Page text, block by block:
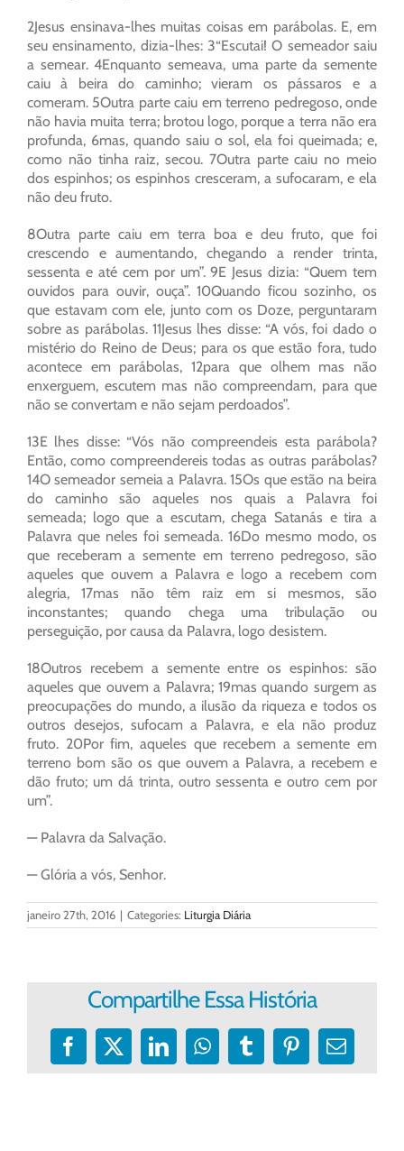
2Jesus ensinava-lhes muitas coisas em parábolas. E, em
seu ensinamento, dizia-lhes: 3“Escutai! O semeador saiu
a semear. 4Enquanto semeava, uma parte da semente
caiu à beira do caminho; vieram os pássaros e a
comeram. 5Outra parte caiu em terreno pedregoso, onde
não havia muita terra; brotou logo, porque a terra não era
profunda, 6mas, quando saiu o sol, ela foi queimada; e,
como não tinha raiz, secou. 7Outra parte caiu no meio
dos espinhos; os espinhos cresceram, a sufocaram, e ela
não deu fruto.
8Outra parte caiu em terra boa e deu fruto, que foi
crescendo e aumentando, chegando a render trinta,
sessenta e até cem por um”. 9E Jesus dizia: “Quem tem
ouvidos para ouvir, ouça”. 10Quando ficou sozinho, os
que estavam com ele, junto com os Doze, perguntaram
sobre as parábolas. 11Jesus lhes disse: “A vós, foi dado o
mistério do Reino de Deus; para os que estão fora, tudo
acontece em parábolas, 12para que olhem mas não
enxerguem, escutem mas não compreendam, para que
não se convertam e não sejam perdoados”.
13E lhes disse: “Vós não compreendeis esta parábola?
Então, como compreendereis todas as outras parábolas?
14O semeador semeia a Palavra. 15Os que estão na beira
do caminho são aqueles nos quais a Palavra foi
semeada; logo que a escutam, chega Satanás e tira a
Palavra que neles foi semeada. 16Do mesmo modo, os
que receberam a semente em terreno pedregoso, são
aqueles que ouvem a Palavra e logo a recebem com
alegria, 17mas não têm raiz em si mesmos, são
inconstantes; quando chega uma tribulação ou
perseguição, por causa da Palavra, logo desistem.
18Outros recebem a semente entre os espinhos: são
aqueles que ouvem a Palavra; 19mas quando surgem as
preocupações do mundo, a ilusão da riqueza e todos os
outros desejos, sufocam a Palavra, e ela não produz
fruto. 20Por fim, aqueles que recebem a semente em
terreno bom são os que ouvem a Palavra, a recebem e
dão fruto; um dá trinta, outro sessenta e outro cem por
um”.
— Palavra da Salvação.
— Glória a vós, Senhor.
janeiro 27th, 2016 | Categories: Liturgia Diária
Compartilhe Essa História
Facebook
X LinkedInWhatsApp
TumblrPinterest
E-